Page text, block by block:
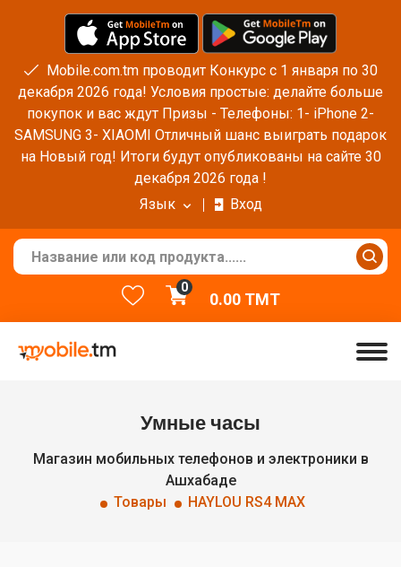
Mobile.com.tm проводит Конкурс с 1 января по 30
декабря 2026 года! Условия простые: делайте больше
покупок и вас ждут Призы - Телефоны: 1- iPhone 2-
SAMSUNG 3- XIAOMI Отличный шанс выиграть подарок
на Новый год! Итоги будут опубликованы на сайте 30
декабря 2026 года !
Язык
Вход
0
0.00TMT
Умные часы
Магазин мобильных телефонов и электроники в
Ашхабаде
Товары
HAYLOU RS4 MAX